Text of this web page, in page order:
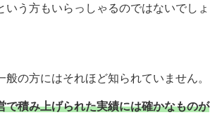
いう方もいらっしゃるのではないでしょ
の方にはそれほど知られていません。
積み上げられた実績には確かなものが